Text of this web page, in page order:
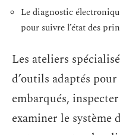
Le diagnostic
pour suivre l’état des
Les ateliers
d’outils adaptés
embarqués,
examiner le système